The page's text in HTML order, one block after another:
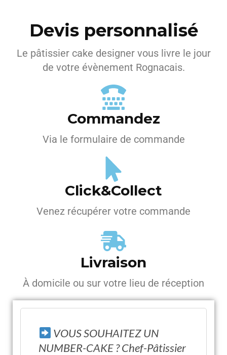
Devis personnalisé
Le pâtissier cake designer vous livre le jour
de votre évènement Rognacais.
Commandez
Via le formulaire de commande
Click&Collect
Venez récupérer votre commande
Livraison
À domicile ou sur votre lieu de réception
VOUS SOUHAITEZ UN
NUMBER-CAKE ? Chef-Pâtissier